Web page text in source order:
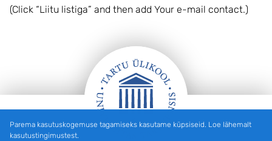
(Click “Liitu listiga” and then add Your e-mail contact.)
Jalus
Parema kasutuskogemuse tagamiseks kasutame küpsiseid. Loe lähemalt
kasutustingimustest.